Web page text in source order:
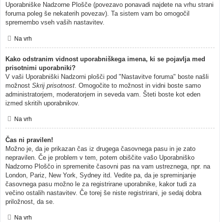
Uporabniške Nadzorne Plošče (povezavo ponavadi najdete na vrhu strani
foruma poleg še nekaterih povezav). Ta sistem vam bo omogočil
spremembo vseh vaših nastavitev.
Na vrh
Kako odstranim vidnost uporabniškega imena, ki se pojavlja med
prisotnimi uporabniki?
V vaši Uporabniški Nadzorni plošči pod "Nastavitve foruma" boste našli
možnost Skrij prisotnost . Omogočite to možnost in vidni boste samo
administratorjem, moderatorjem in seveda vam. Šteti boste kot eden
izmed skritih uporabnikov.
Na vrh
Čas ni pravilen!
Možno je, da je prikazan čas iz drugega časovnega pasu in je zato
nepravilen. Če je problem v tem, potem obiščite vašo Uporabniško
Nadzorno Ploščo in spremenite časovni pas na vam ustreznega, npr. na
London, Pariz, New York, Sydney itd. Vedite pa, da je spreminjanje
časovnega pasu možno le za registrirane uporabnike, kakor tudi za
večino ostalih nastavitev. Če torej še niste registrirani, je sedaj dobra
priložnost, da se.
Na vrh